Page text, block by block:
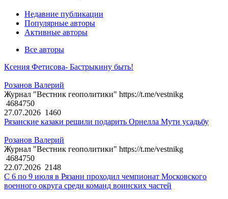
Недавние публикации
Популярные авторы
Активные авторы
Все авторы
Ксения Фетисова- Бастрыкину быть!
Розанов Валерий
Журнал "Вестник геополитики" https://t.me/vestnikg
4684750
27.07.2026 1460
Рязанские казаки решили подарить Орнелла Мути усадьбу
Розанов Валерий
Журнал "Вестник геополитики" https://t.me/vestnikg
4684750
22.07.2026 2148
С 6 по 9 июля в Рязани проходил чемпионат Московского
военного округа среди команд воинских частей